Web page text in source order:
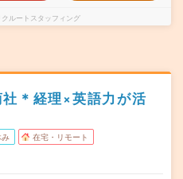
ルートスタッフィング
社＊経理×英語力が活
み 在宅・リモート